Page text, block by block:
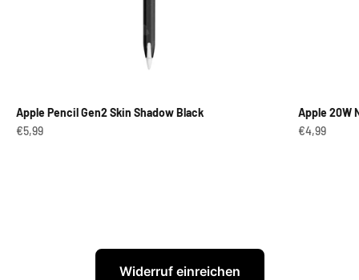
Apple Pencil Gen2 Skin Shadow Black
Angebot
€5,99
Apple 20W
Angebot
€4,99
Widerruf einreichen